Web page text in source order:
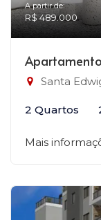
A partir de:
R$ 489.000
Santa
2 Quartos
Mais